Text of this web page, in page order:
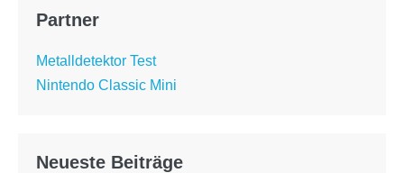
Partner
Metalldetektor Test
Nintendo Classic Mini
Neueste Beiträge